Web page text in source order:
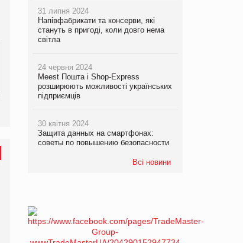
щодо штучного інтелекту
трлн рекламних показів
31 липня 2024
Напівфабрикати та консерви, які
стануть в пригоді, коли довго нема
світла
24 червня 2024
Meest Пошта і Shop-Express
розширюють можливості українських
підприємців
30 квітня 2024
Защита данных на смартфонах:
советы по повышению безопасности
Всі новини